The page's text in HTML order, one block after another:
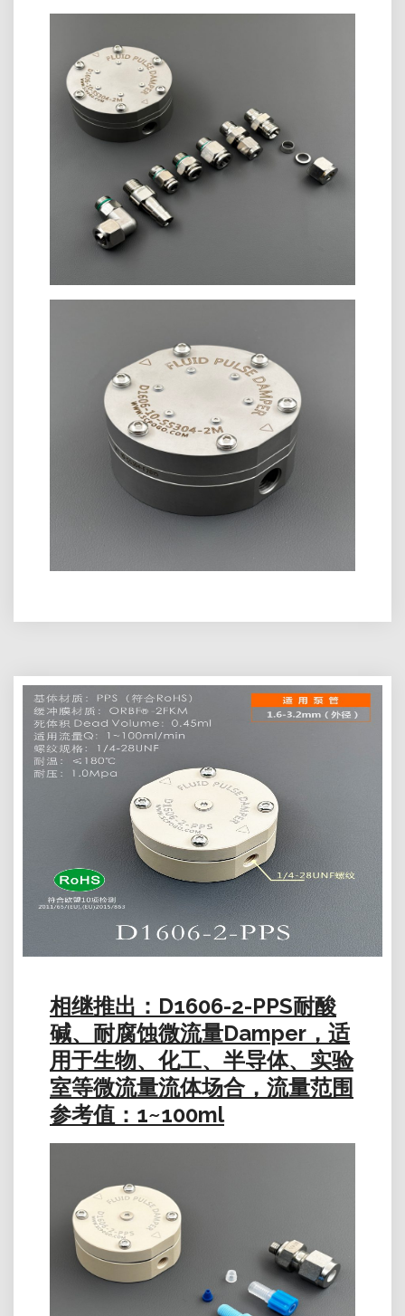
相继推出：D1606-2-PPS耐酸
碱、耐腐蚀微流量Damper，适
用于生物、化工、半导体、实验
室等微流量流体场合，流量范围
参考值：1~100ml